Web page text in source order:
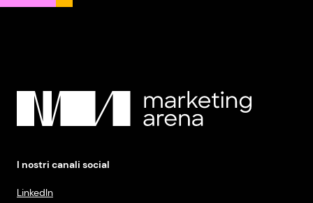
I nostri canali social
LinkedIn